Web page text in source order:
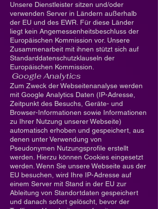
Unsere Dienstleister sitzen und/oder
verwenden Server in Ländern außerhalb
der EU und des EWR. Für diese Länder
liegt kein Angemessenheitsbeschluss der
Europäischen Kommission vor. Unsere
Zusammenarbeit mit ihnen stützt sich auf
Standarddatenschutzklauseln der
Europäischen Kommission.
Google Analytics
Zum Zweck der Webseitenanalyse werden
mit Google Analytics Daten (IP-Adresse,
Zeitpunkt des Besuchs, Geräte- und
Browser-Informationen sowie Informationen
zu Ihrer Nutzung unserer Webseite)
automatisch erhoben und gespeichert, aus
denen unter Verwendung von
Pseudonymen Nutzungsprofile erstellt
werden. Hierzu können Cookies eingesetzt
werden. Wenn Sie unsere Webseite aus der
EU besuchen, wird Ihre IP-Adresse auf
einem Server mit Stand in der EU zur
Ableitung von Standortdaten gespeichert
und danach sofort gelöscht, bevor der